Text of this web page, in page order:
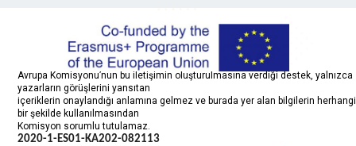
Avrupa Komisyonu’nun bu iletişimin oluşturulmasına verdiği destek, yalnızca
yazarların görüşlerini yansıtan
içeriklerin onaylandığı anlamına gelmez ve burada yer alan bilgilerin herhangi
bir şekilde kullanılmasından
Komisyon sorumlu tutulamaz.
2020-1-ES01-KA202-082113